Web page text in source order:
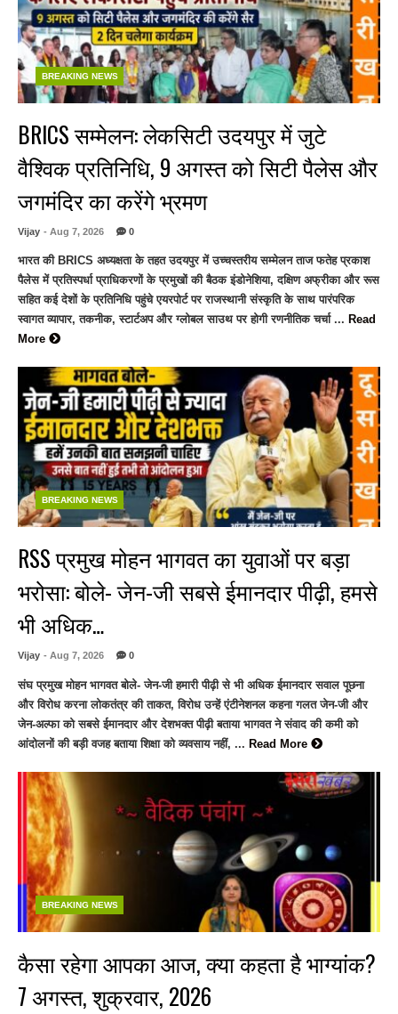
BREAKING NEWS
BRICS सम्मेलन: लेकसिटी उदयपुर में जुटे
वैश्विक प्रतिनिधि, 9 अगस्त को सिटी पैलेस और
जगमंदिर का करेंगे भ्रमण
Vijay - Aug 7, 2026 0
भारत की BRICS अध्यक्षता के तहत उदयपुर में उच्चस्तरीय सम्मेलन ताज फतेह प्रकाश
पैलेस में प्रतिस्पर्धा प्राधिकरणों के प्रमुखों की बैठक इंडोनेशिया, दक्षिण अफ्रीका और रूस
सहित कई देशों के प्रतिनिधि पहुंचे एयरपोर्ट पर राजस्थानी संस्कृति के साथ पारंपरिक
स्वागत व्यापार, तकनीक, स्टार्टअप और ग्लोबल साउथ पर होगी रणनीतिक चर्चा ... Read
More
BREAKING NEWS
RSS प्रमुख मोहन भागवत का युवाओं पर बड़ा
भरोसा: बोले- जेन-जी सबसे ईमानदार पीढ़ी, हमसे
भी अधिक…
Vijay - Aug 7, 2026 0
संघ प्रमुख मोहन भागवत बोले- जेन-जी हमारी पीढ़ी से भी अधिक ईमानदार सवाल पूछना
और विरोध करना लोकतंत्र की ताकत, विरोध उन्हें एंटीनेशनल कहना गलत जेन-जी और
जेन-अल्फा को सबसे ईमानदार और देशभक्त पीढ़ी बताया भागवत ने संवाद की कमी को
आंदोलनों की बड़ी वजह बताया शिक्षा को व्यवसाय नहीं, ... Read More
BREAKING NEWS
कैसा रहेगा आपका आज, क्या कहता है भाग्यांक?
7 अगस्त, शुक्रवार, 2026